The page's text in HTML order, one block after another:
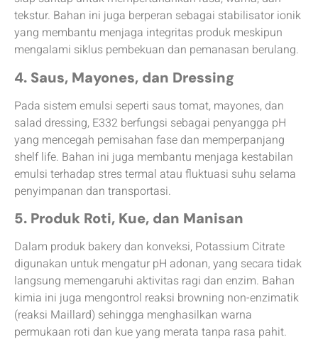
tekstur. Bahan ini juga berperan sebagai stabilisator ionik
yang membantu menjaga integritas produk meskipun
mengalami siklus pembekuan dan pemanasan berulang.
4. Saus, Mayones, dan Dressing
Pada sistem emulsi seperti saus tomat, mayones, dan
salad dressing, E332 berfungsi sebagai penyangga pH
yang mencegah pemisahan fase dan memperpanjang
shelf life. Bahan ini juga membantu menjaga kestabilan
emulsi terhadap stres termal atau fluktuasi suhu selama
penyimpanan dan transportasi.
5. Produk Roti, Kue, dan Manisan
Dalam produk bakery dan konveksi, Potassium Citrate
digunakan untuk mengatur pH adonan, yang secara tidak
langsung memengaruhi aktivitas ragi dan enzim. Bahan
kimia ini juga mengontrol reaksi browning non-enzimatik
(reaksi Maillard) sehingga menghasilkan warna
permukaan roti dan kue yang merata tanpa rasa pahit.